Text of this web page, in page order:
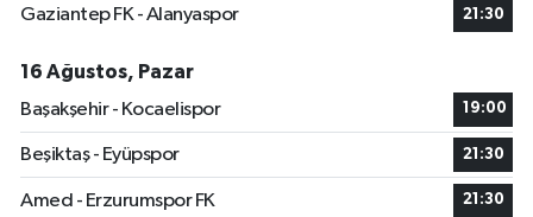
Gaziantep FK - Alanyaspor 21:30
16 Ağustos, Pazar
Başakşehir - Kocaelispor
19:00
Beşiktaş - Eyüpspor 21:30
Amed - Erzurumspor FK 21:30